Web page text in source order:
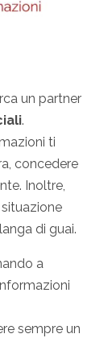
un partner
.
ti
concedere
Inoltre,
di guai.
a
sempre un